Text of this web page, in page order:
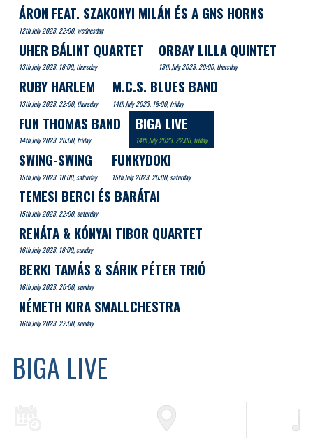
BIGA LIVE
ÁRON FEAT. SZAKONYI MILÁN ÉS A GNS HORNS
12th July 2023. 22:00, wednesday
UHER BÁLINT QUARTET
13th July 2023. 18:00, thursday
ORBAY LILLA QUINTET
13th July 2023. 20:00, thursday
RUBY HARLEM
13th July 2023. 22:00, thursday
M.C.S. BLUES BAND
14th July 2023. 18:00, friday
FUN THOMAS BAND
14th July 2023. 20:00, friday
BIGA LIVE
14th July 2023. 22:00, friday
SWING-SWING
15th July 2023. 18:00, saturday
FUNKYDOKI
15th July 2023. 20:00, saturday
TEMESI BERCI ÉS BARÁTAI
15th July 2023. 22:00, saturday
RENÁTA & KÓNYAI TIBOR QUARTET
16th July 2023. 18:00, sunday
BERKI TAMÁS & SÁRIK PÉTER TRIÓ
16th July 2023. 20:00, sunday
NÉMETH KIRA SMALLCHESTRA
16th July 2023. 22:00, sunday